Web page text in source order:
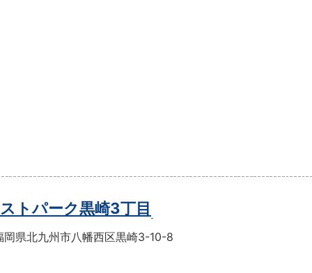
ストパーク黒崎3丁目
岡県北九州市八幡西区黒崎3-10-8